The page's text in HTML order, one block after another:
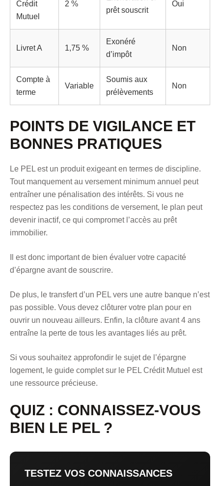
Crédit
Mutuel
2 %
prêt souscrit
Oui
Livret A 1,75 %
Exonéré
d’impôt
Non
Compte à
terme
Variable
Soumis aux
prélèvements
Non
POINTS DE VIGILANCE ET
BONNES PRATIQUES
Le PEL est un produit exigeant en termes de discipline.
Tout manquement au versement minimum annuel peut
entraîner une pénalisation des intérêts. Si vous ne
respectez pas les conditions de versement, le plan peut
devenir inactif, ce qui compromet l’accès au prêt
immobilier.
Il est donc important de bien évaluer votre capacité
d’épargne avant de souscrire.
De plus, le transfert d’un PEL vers une autre banque n’est
pas possible. Vous devez clôturer votre plan pour en
ouvrir un nouveau ailleurs. Enfin, la clôture avant 4 ans
entraîne la perte de tous les avantages liés au prêt.
Si vous souhaitez approfondir le sujet de l’épargne
logement, le guide complet sur le PEL Crédit Mutuel est
une ressource précieuse.
QUIZ : CONNAISSEZ-VOUS
BIEN LE PEL ?
TESTEZ VOS CONNAISSANCES